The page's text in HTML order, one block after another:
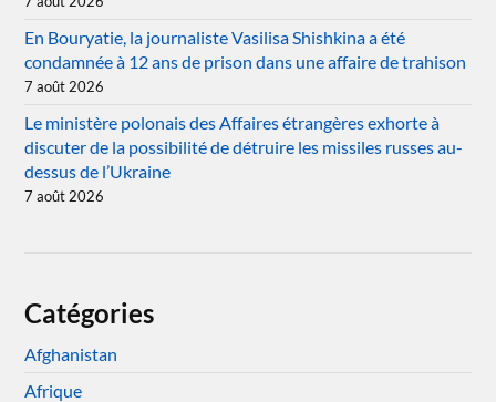
En Bouryatie, la journaliste Vasilisa Shishkina a été
condamnée à 12 ans de prison dans une affaire de trahison
7 août 2026
Le ministère polonais des Affaires étrangères exhorte à
discuter de la possibilité de détruire les missiles russes au-
dessus de l’Ukraine
7 août 2026
Catégories
Afghanistan
Afrique